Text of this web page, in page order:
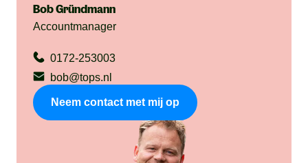
Bob Gründmann
Accountmanager
0172-253003
bob@tops.nl
Neem contact met mij op